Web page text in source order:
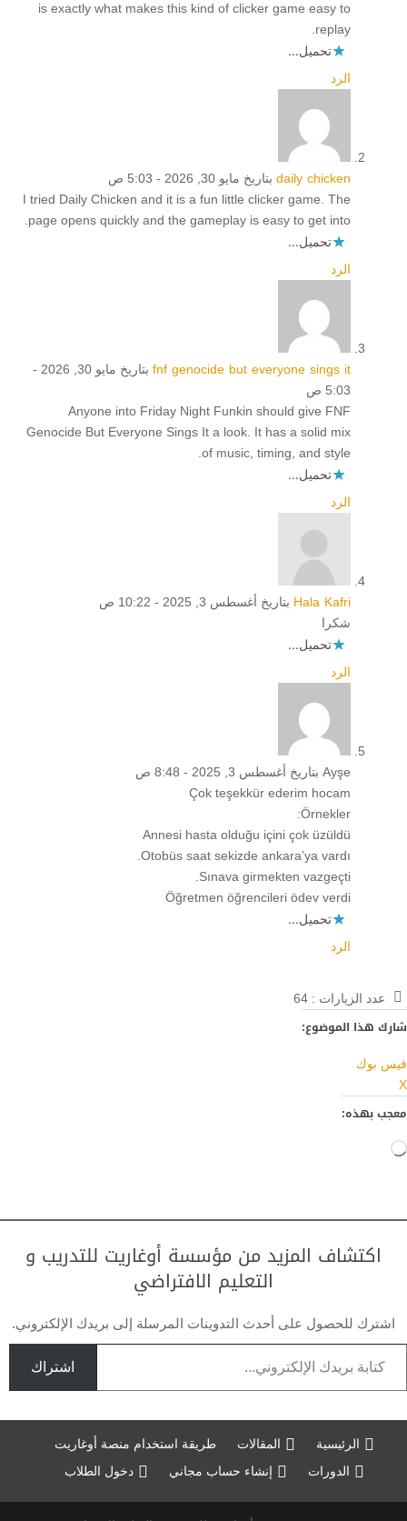
is exactly what makes this kind of clicker game easy to
replay.
تحميل...
الرد
daily chicken بتاريخ مايو 30, 2026 - 5:03 ص
I tried Daily Chicken and it is a fun little clicker game. The
page opens quickly and the gameplay is easy to get into.
تحميل...
الرد
fnf genocide but everyone sings it
بتاريخ مايو 30, 2026 -
5:03 ص
Anyone into Friday Night Funkin should give FNF
Genocide But Everyone Sings It a look. It has a solid mix
of music, timing, and style.
تحميل...
الرد
Hala Kafri بتاريخ أغسطس 3, 2025 - 10:22 ص
شكرا
تحميل...
الرد
Ayşe بتاريخ أغسطس 3, 2025 - 8:48 ص
Çok teşekkür ederim hocam
Örnekler:
Annesi hasta olduğu içini çok üzüldü
Otobüs saat sekizde ankara’ya vardı.
Sınava girmekten vazgeçti.
Öğretmen öğrencileri ödev verdi
تحميل...
الرد
عدد الزيارات : 64
شارك هذا الموضوع:
فيس بوك
X
معجب بهذه:
جاري
اكتشاف المزيد من مؤسسة أوغاريت للتدريب و
التعليم الافتراضي
اشترك للحصول على أحدث التدوينات المرسلة إلى بريدك الإلكتروني.
كتابة بريدك الإلكتروني...
اشتراك
الرئيسية المقالات
طريقة استخدام منصة أوغاريت
الدورات
إنشاء حساب مجاني دخول الطلاب